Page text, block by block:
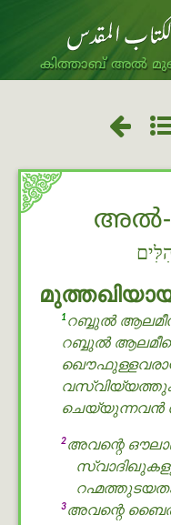
കിത്താബ് അൽ
അൽ-
1 റബ്ബുൽ
റബ്ബുൽ
2അവന്റെ
3അവന്റെ